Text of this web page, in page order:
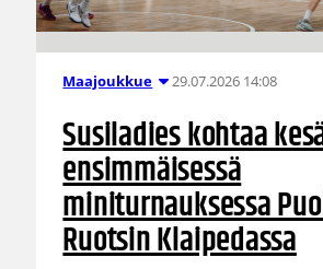
Maajoukkue 29.07.2026 14:08
Susiladies kohtaa
ensimmäisessä
miniturnauksessa
Ruotsin Klaipedassa